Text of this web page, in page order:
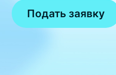
Подать заявку